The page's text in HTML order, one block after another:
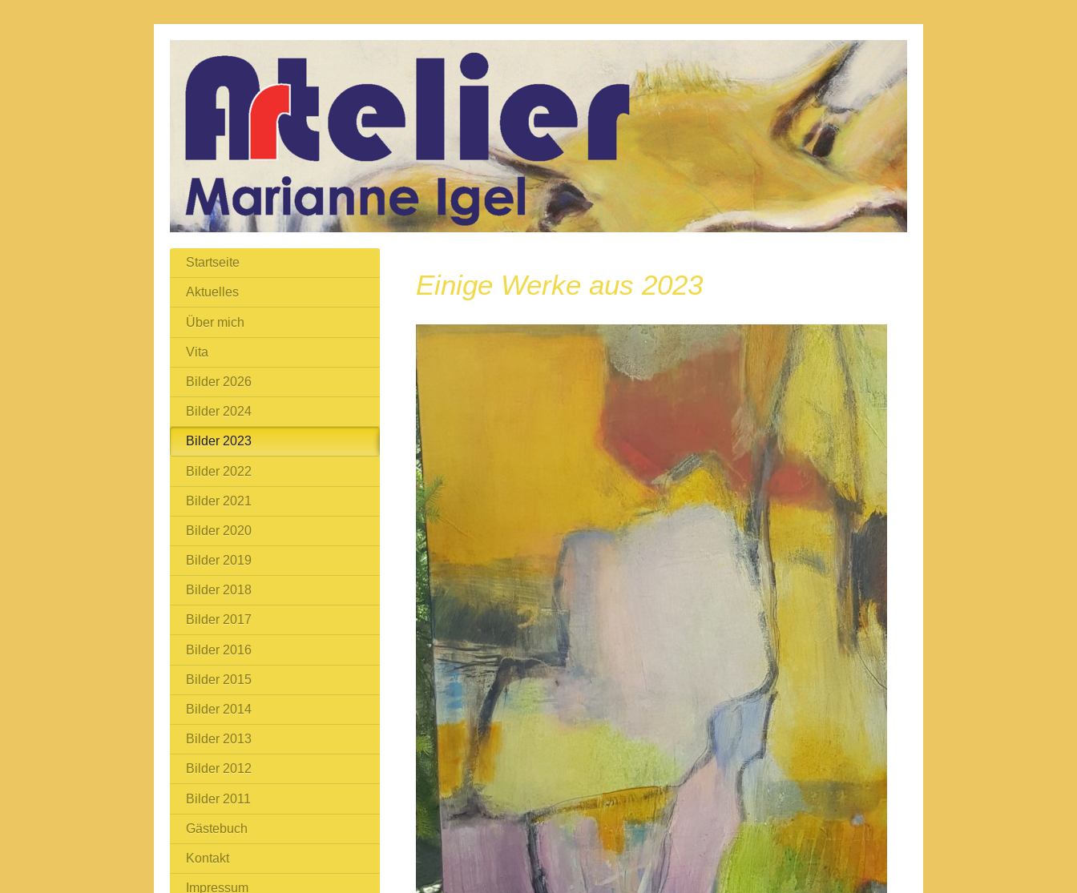
Einige Werke aus 2023
Startseite
Aktuelles
Über mich
Vita
Bilder 2026
Bilder 2024
Bilder 2023
Bilder 2022
Bilder 2021
Bilder 2020
Bilder 2019
Bilder 2018
Bilder 2017
Bilder 2016
Bilder 2015
Bilder 2014
Bilder 2013
Bilder 2012
Bilder 2011
Gästebuch
Kontakt
Impressum